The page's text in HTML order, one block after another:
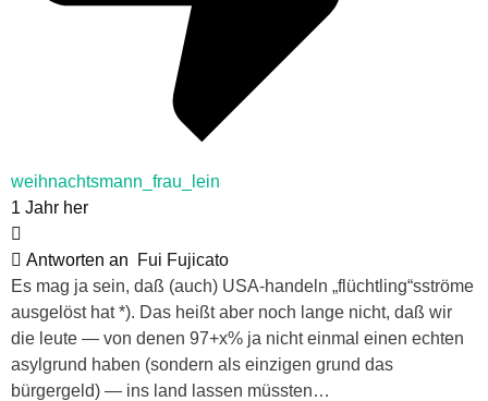
weihnachtsmann_frau_lein
1 Jahr her
Antworten an
Fui Fujicato
Es mag ja sein, daß (auch) USA-handeln „flüchtling“sströme
ausgelöst hat *). Das heißt aber noch lange nicht, daß wir
die leute — von denen 97+x% ja nicht einmal einen echten
asylgrund haben (sondern als einzigen grund das
bürgergeld) — ins land lassen müssten…